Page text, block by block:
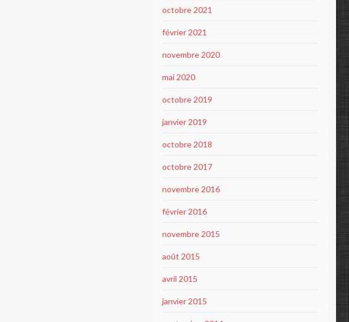
octobre 2021
février 2021
novembre 2020
mai 2020
octobre 2019
janvier 2019
octobre 2018
octobre 2017
novembre 2016
février 2016
novembre 2015
août 2015
avril 2015
janvier 2015